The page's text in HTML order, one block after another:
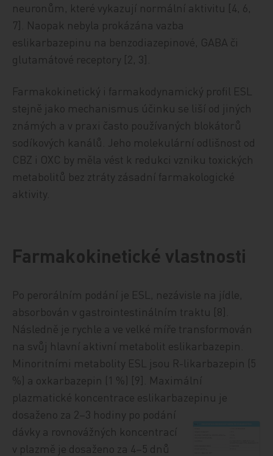
neuronům, které vykazují normální aktivitu [4, 6,
7]. Naopak nebyla prokázána vazba
eslikarbazepinu na benzodiazepinové, GABA či
glutamátové receptory [2, 3].
Farmakokinetický i farmakodynamický profil ESL
stejně jako mechanismus účinku se liší od jiných
známých a v praxi často používaných blokátorů
sodíkových kanálů. Jeho molekulární odlišnost od
CBZ i OXC by měla vést k redukci vzniku toxických
metabolitů bez ztráty zásadní farmakologické
aktivity.
Farmakokinetické vlastnosti
Po perorálním podání je ESL, nezávisle na jídle,
absorbován v gastrointestinálním traktu [8].
Následně je rychle a ve velké míře transformován
na svůj hlavní aktivní metabolit eslikarbazepin.
Minoritními metabolity ESL jsou R-likarbazepin (5
%) a oxkarbazepin (1 %) [9]. Maximální
plazmatické koncentrace eslikarbazepinu je
dosaženo za 2–3 hodiny po podání
dávky a rovnovážných koncentrací
v plazmě je dosaženo za 4–5 dnů